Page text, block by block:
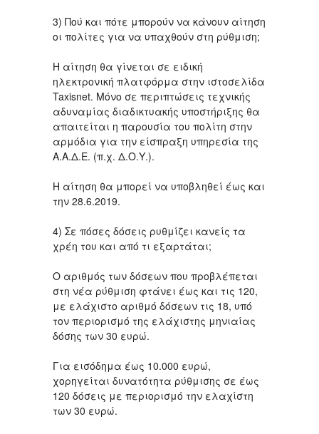
3) Πού και πότε μπορούν να κάνουν αίτηση
οι πολίτες για να υπαχθούν στη ρύθμιση;
Η αίτηση θα γίνεται σε ειδική
ηλεκτρονική πλατφόρμα στην ιστοσελίδα
Taxisnet. Μόνο σε περιπτώσεις τεχνικής
αδυναμίας διαδικτυακής υποστήριξης θα
απαιτείται η παρουσία του πολίτη στην
αρμόδια για την είσπραξη υπηρεσία της
Α.Α.Δ.Ε. (π.χ. Δ.Ο.Υ.).
Η αίτηση θα μπορεί να υποβληθεί έως και
την 28.6.2019.
4) Σε πόσες δόσεις ρυθμίζει κανείς τα
χρέη του και από τι εξαρτάται;
Ο αριθμός των δόσεων που προβλέπεται
στη νέα ρύθμιση φτάνει έως και τις 120,
με ελάχιστο αριθμό δόσεων τις 18, υπό
τον περιορισμό της ελάχιστης μηνιαίας
δόσης των 30 ευρώ.
Για εισόδημα έως 10.000 ευρώ,
χορηγείται δυνατότητα ρύθμισης σε έως
120 δόσεις με περιορισμό την ελαχίστη
των 30 ευρώ.